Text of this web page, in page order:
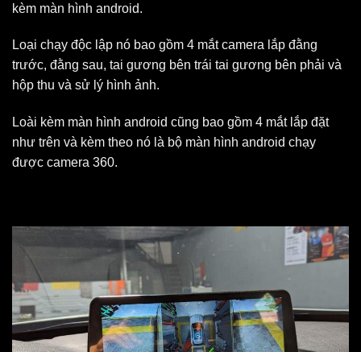
kèm màn hình android.
Loại chạy độc lập nó bao gồm 4 mắt camera lắp đằng
trước, đằng sau, tai gương bên trái tai gương bên phải và
hộp thu và sử lý hình ảnh.
Loài kèm màn hình android cũng bao gồm 4 mắt lắp đặt
như trên và kèm theo nó là bộ màn hình android chạy
được camera 360.